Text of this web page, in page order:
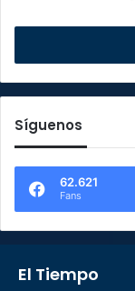
Síguenos
62.621
Fans
El Tiempo